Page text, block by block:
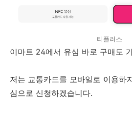
티플러스
이마트 24에서 유심 바로 구매도
저는 교통카드를 모바일로 이용하
심으로 신청하겠습니다.